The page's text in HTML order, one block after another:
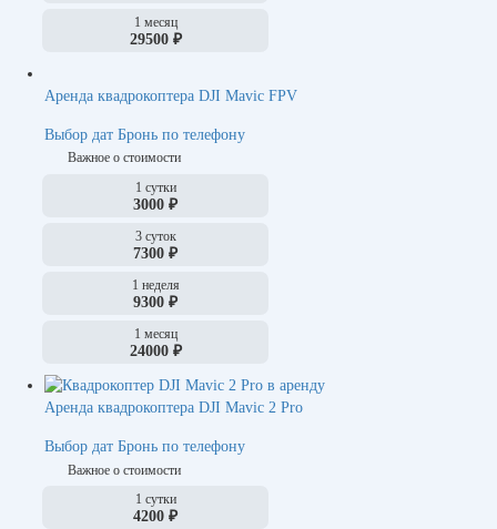
1 месяц
29500 ₽
Аренда квадрокоптера DJI Mavic FPV
Выбор дат Бронь по телефону
Важное о стоимости
1 сутки
3000 ₽
3 суток
7300 ₽
1 неделя
9300 ₽
1 месяц
24000 ₽
Аренда квадрокоптера DJI Mavic 2 Pro
Выбор дат Бронь по телефону
Важное о стоимости
1 сутки
4200 ₽